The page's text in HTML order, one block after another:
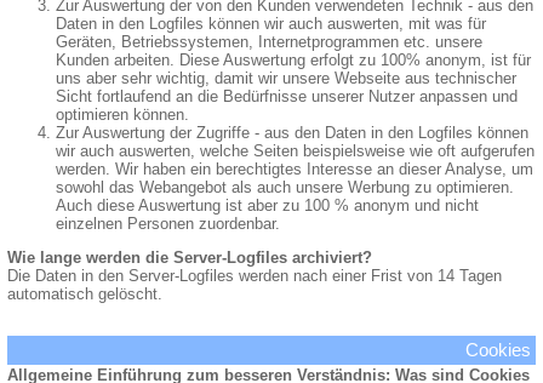
Zur Auswertung der von den Kunden verwendeten Technik - aus den
Daten in den Logfiles können wir auch auswerten, mit was für
Geräten, Betriebssystemen, Internetprogrammen etc. unsere
Kunden arbeiten. Diese Auswertung erfolgt zu 100% anonym, ist für
uns aber sehr wichtig, damit wir unsere Webseite aus technischer
Sicht fortlaufend an die Bedürfnisse unserer Nutzer anpassen und
optimieren können.
Zur Auswertung der Zugriffe - aus den Daten in den Logfiles können
wir auch auswerten, welche Seiten beispielsweise wie oft aufgerufen
werden. Wir haben ein berechtigtes Interesse an dieser Analyse, um
sowohl das Webangebot als auch unsere Werbung zu optimieren.
Auch diese Auswertung ist aber zu 100 % anonym und nicht
einzelnen Personen zuordenbar.
Wie lange werden die Server-Logfiles archiviert?
Die Daten in den Server-Logfiles werden nach einer Frist von 14 Tagen
automatisch gelöscht.
Cookies
Allgemeine Einführung zum besseren Verständnis: Was sind Cookies